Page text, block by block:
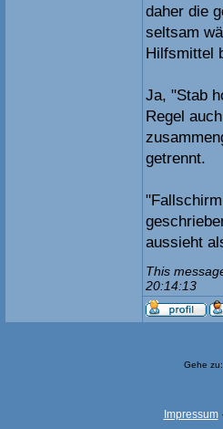
daher die
seltsam
Hilfsmittel
Ja, "Stab
Regel
getrennt.
aussieht
This
20:14:13
Gehe zu:
Impressum·